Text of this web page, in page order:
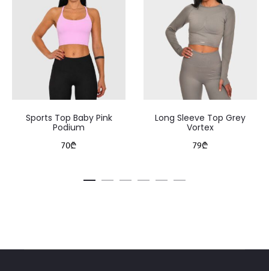
Sports Top Baby Pink
Podium
70₾
Long Sleeve Top Grey
Vortex
79₾